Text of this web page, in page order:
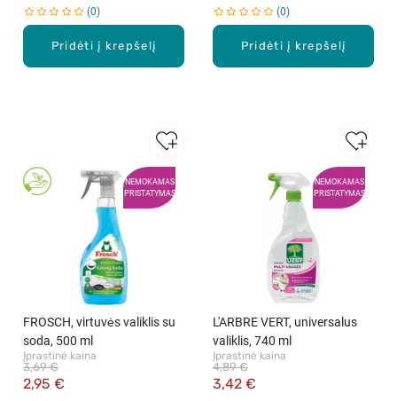
Pridėti į krepšelį
0
Pridėti į krepšelį
0
NEMOKAMAS
PRISTATYMAS
FROSCH, virtuvės valiklis su
soda, 500 ml
Įprastinė kaina
2,95 €
3,69 €
NEMOKAMAS
PRISTATYMAS
L'ARBRE VERT, universalus
valiklis, 740 ml
Įprastinė kaina
3,42 €
4,89 €